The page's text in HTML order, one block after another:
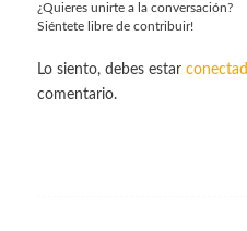
¿Quieres unirte a la conversación?
Siéntete libre de contribuir!
Lo siento, debes estar
comentario.